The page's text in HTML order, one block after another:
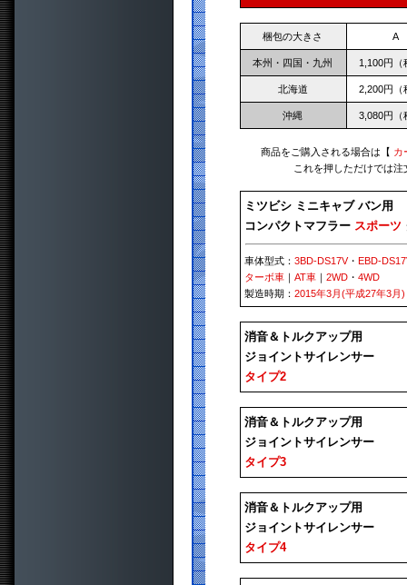
梱包の大きさ A
本州・四国・九州 1,100円（
北海道 2,200円（
沖縄 3,080円（
商品をご購入される場合は【 カ
これを押しただけでは
ミツビシ ミニキャブ バン用
コンパクトマフラー スポーツ
車体型式：3BD-DS17V・EBD-
ターボ車 ｜AT車 ｜2WD ・4WD
製造時期：2015年3月(平成27年3月)
消音＆トルクアップ用
ジョイントサイレンサー
タイプ2
消音＆トルクアップ用
ジョイントサイレンサー
タイプ3
消音＆トルクアップ用
ジョイントサイレンサー
タイプ4